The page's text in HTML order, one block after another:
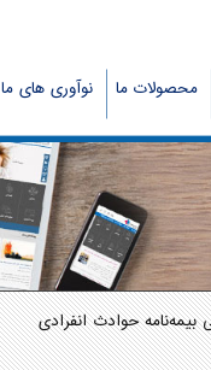
محصولات ما نوآوری های ما
بیمه‌نامه حوادث انفرادی